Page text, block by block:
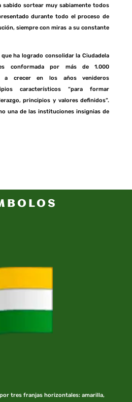
sabido sortear muy sabiamente todos
durante todo el proceso de
siempre con miras a su constante
ha logrado consolidar la Ciudadela
es conformada por más de 1.000
a crecer en los años venideros
característicos “para formar
principios y valores definidos”.
una de las instituciones insignias de
tres franjas horizontales: amarilla,